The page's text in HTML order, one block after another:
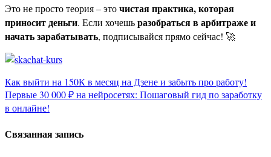
Это не просто теория – эточистая практика, которая
приносит деньги. Если хочешьразобраться в арбитраже и
начать зарабатывать, подписывайся прямо сейчас! 🚀
Навигация
по
записям
Как выйти на 150К в месяц на Дзене и забыть про работу!
Первые 30 000 ₽ на нейросетях: Пошаговый гид по заработку
в онлайне!
Связанная запись